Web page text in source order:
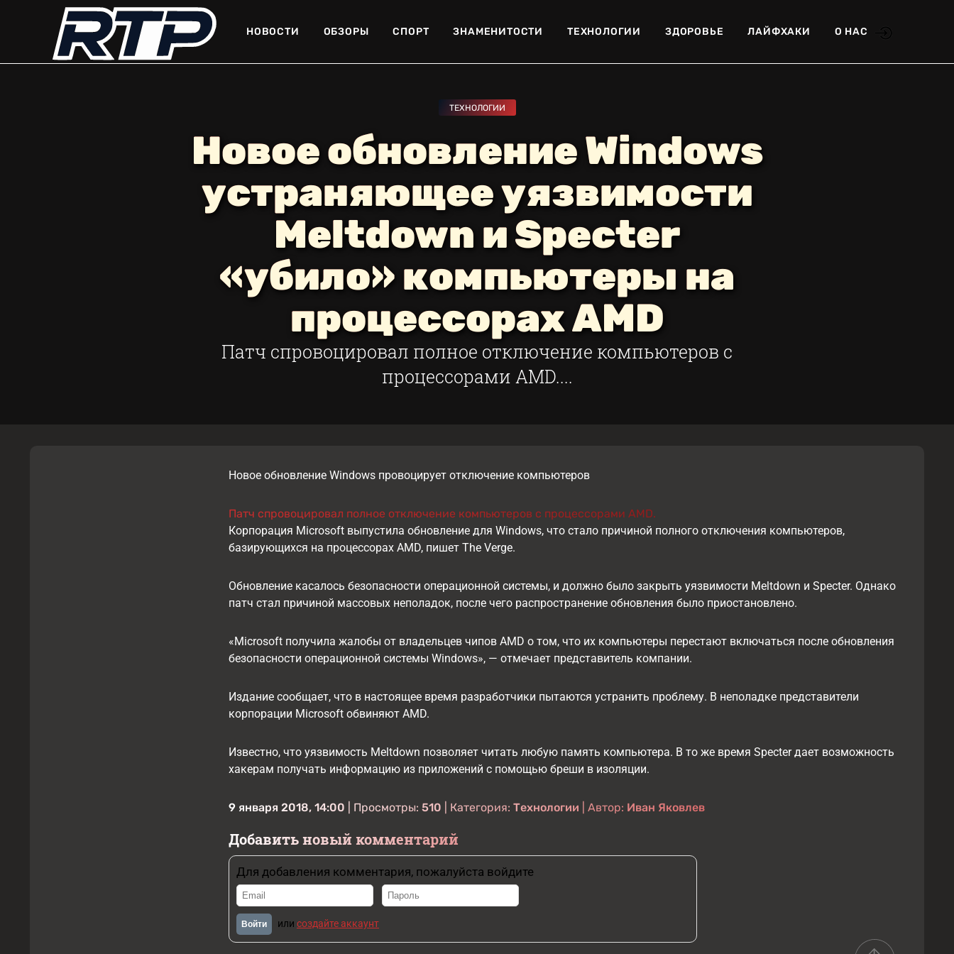
НОВОСТИ ОБЗОРЫ СПОРТ ЗНАМЕНИТОСТИ ТЕХНОЛОГИИ ЗДОРОВЬЕ ЛАЙФХАКИ О НАС
ТЕХНОЛОГИИ
Новое обновление Windows
устраняющее уязвимости
Meltdown и Specter
«убило» компьютеры на
процессорах AMD
Патч спровоцировал полное отключение компьютеров с
процессорами AMD....
Новое обновление Windows провоцирует отключение компьютеров
Патч спровоцировал полное отключение компьютеров с процессорами AMD.
Корпорация Microsoft выпустила обновление для Windows, что стало причиной полного отключения компьютеров,
базирующихся на процессорах AMD, пишет The Verge.
Обновление касалось безопасности операционной системы, и должно было закрыть уязвимости Meltdown и Specter. Однако
патч стал причиной массовых неполадок, после чего распространение обновления было приостановлено.
«Microsoft получила жалобы от владельцев чипов AMD о том, что их компьютеры перестают включаться после обновления
безопасности операционной системы Windows», — отмечает представитель компании.
Издание сообщает, что в настоящее время разработчики пытаются устранить проблему. В неполадке представители
корпорации Microsoft обвиняют AMD.
Известно, что уязвимость Meltdown позволяет читать любую память компьютера. В то же время Specter дает возможность
хакерам получать информацию из приложений с помощью бреши в изоляции.
9 января 2018, 14:00 | Просмотры: 510 | Категория: Технологии | Автор: Иван Яковлев
Добавить новый комментарий
Для добавления комментария, пожалуйста войдите
Войти или создайте аккаунт